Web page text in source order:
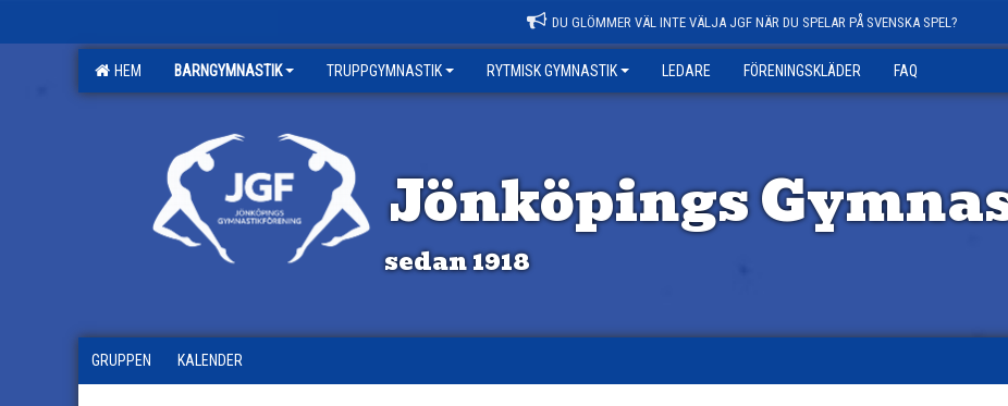
DU GLÖMMER VÄL INTE VÄLJA JGF NÄR DU SPELAR PÅ SVENSKA SPEL?
HEM BARNGYMNASTIK TRUPPGYMNASTIK RYTMISK GYMNASTIK LEDARE FÖRENINGSKLÄDER FAQ
Jönköpings
sedan 1918
GRUPPEN KALENDER